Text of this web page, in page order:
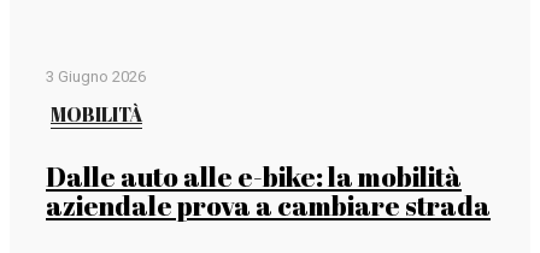
3 Giugno 2026
MOBILITÀ
Dalle auto alle e-bike: la mobilità
aziendale prova a cambiare strada